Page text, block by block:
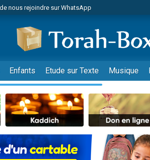
nous rejoindre sur WhatsApp
de faire un don pour 1 Journée de Vacances Pour
de demander une bénédiction
nous rejoindre sur WhatsApp
étudier en groupe sur Zoom
de faire un don pour Diane, 80 ans, dans un
Maasser
nous rejoindre sur WhatsApp
nous rejoindre sur WhatsApp
de faire un don pour 5 jours de vacances aux
Enfants Etude sur Texte Musique